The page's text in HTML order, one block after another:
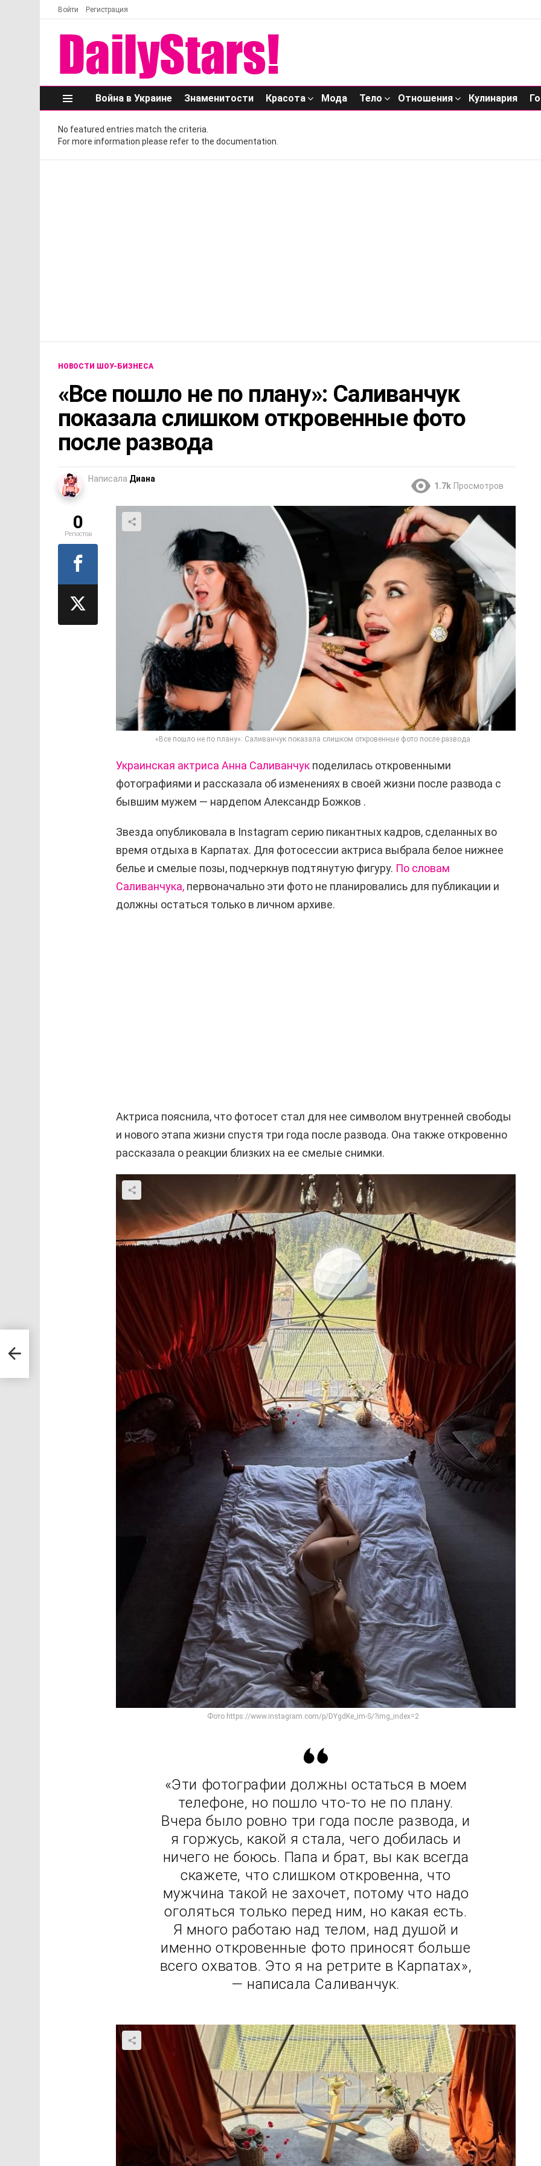
Войти Регистрация
Меню
Война в Украине Знаменитости Красота Мода Тело Отношения Кулинария
No featured entries match the criteria.
For more information please refer to the documentation.
НОВОСТИ ШОУ-БИЗНЕСА
«Все пошло не по плану»: Саливанчук
показала слишком откровенные фото
после развода
Написала Диана
1.7k Просмотров
«Все пошло не по плану»: Саливанчук показала слишком откровенные фото после развода
Украинская актриса Анна Саливанчук поделилась откровенными
фотографиями и рассказала об изменениях в своей жизни после развода с
бывшим мужем — нардепом Александр Божков .
Звезда опубликовала в Instagram серию пикантных кадров, сделанных во
время отдыха в Карпатах. Для фотосессии актриса выбрала белое нижнее
белье и смелые позы, подчеркнув подтянутую фигуру. По словам
Саливанчука, первоначально эти фото не планировались для публикации и
должны остаться только в личном архиве.
Актриса пояснила, что фотосет стал для нее символом внутренней свободы
и нового этапа жизни спустя три года после развода. Она также откровенно
рассказала о реакции близких на ее смелые снимки.
Фото https://www.instagram.com/p/DYgdKe_im-S/?img_index=2
«Эти фотографии должны остаться в моем
телефоне, но пошло что-то не по плану.
Вчера было ровно три года после развода, и
я горжусь, какой я стала, чего добилась и
ничего не боюсь. Папа и брат, вы как всегда
скажете, что слишком откровенна, что
мужчина такой не захочет, потому что надо
оголяться только перед ним, но какая есть.
Я много работаю над телом, над душой и
именно откровенные фото приносят больше
всего охватов. Это я на ретрите в Карпатах»,
— написала Саливанчук.
0
Репостов